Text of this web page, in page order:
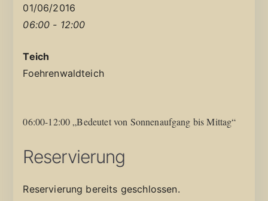
01/06/2016
06:00 - 12:00
Teich
Foehrenwaldteich
06:00-12:00 „Bedeutet von Sonnenaufgang bis Mittag“
Reservierung
Reservierung bereits geschlossen.